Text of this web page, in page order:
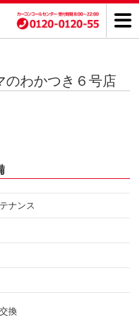
のわかつき６号店
ナンス
換